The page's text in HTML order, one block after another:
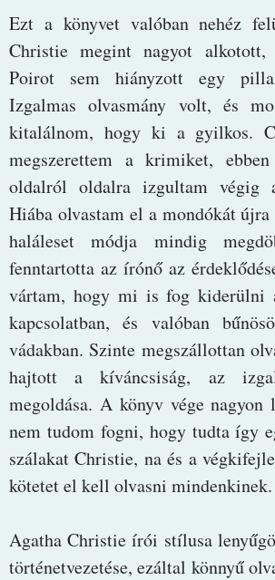
Ezt a könyvet valóban nehéz
Christie megint nagyot
Poirot sem hiányzott egy
Izgalmas olvasmány volt, és
kitalálnom, hogy ki a gyilkos.
megszerettem a krimiket,
oldalról oldalra izgultam végig
Hiába olvastam el a mondókát
haláleset módja mindig
fenntartotta az írónő az
vártam, hogy mi is fog kiderülni
kapcsolatban, és valóban
vádakban. Szinte megszállottan
hajtott a kíváncsiság, az
megoldása. A könyv vége nagyon
nem tudom fogni, hogy tudta így
szálakat Christie, na és a
kötetet el kell olvasni mindenkinek.
Agatha Christie írói stílusa
történetvezetése, ezáltal könnyű